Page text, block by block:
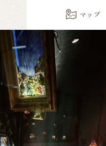
マップ